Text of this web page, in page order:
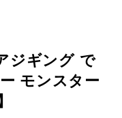
ジギング で
モンスター